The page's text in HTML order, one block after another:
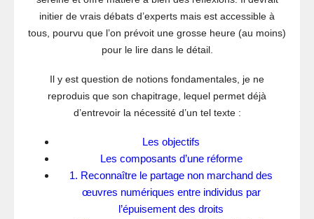
initier de vrais débats d’experts mais est accessible à
tous, pourvu que l’on prévoit une grosse heure (au moins)
pour le lire dans le détail.
Il y est question de notions fondamentales, je ne
reproduis que son chapitrage, lequel permet déjà
d’entrevoir la nécessité d’un tel texte :
Les objectifs
Les composants d’une réforme
1. Reconnaître le partage non marchand des
œuvres numériques entre individus par
l’épuisement des droits